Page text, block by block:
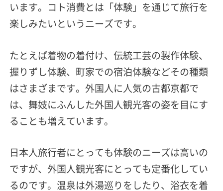
います。コト消費とは「体験」を通じて旅行を
楽しみたいというニーズです。
たとえば着物の着付け、伝統工芸の製作体験、
握りずし体験、町家での宿泊体験などその種類
はさまざまです。外国人に人気の古都京都で
は、舞妓にふんした外国人観光客の姿を目にす
ることも増えています。
日本人旅行者にとっても体験のニーズは高いの
ですが、外国人観光客にとっても定番化 してい
るのです。 温泉は外湯巡りをしたり、浴衣を着